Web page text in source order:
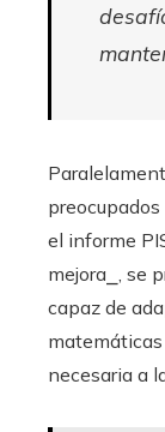
el informe
mejora⎯, se
capaz de
necesaria a